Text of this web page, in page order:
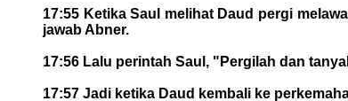
17:55 Ketika Saul melihat Daud pergi
jawab Abner.
17:56 Lalu perintah Saul, "Pergilah dan
17:57 Jadi ketika Daud kembali ke